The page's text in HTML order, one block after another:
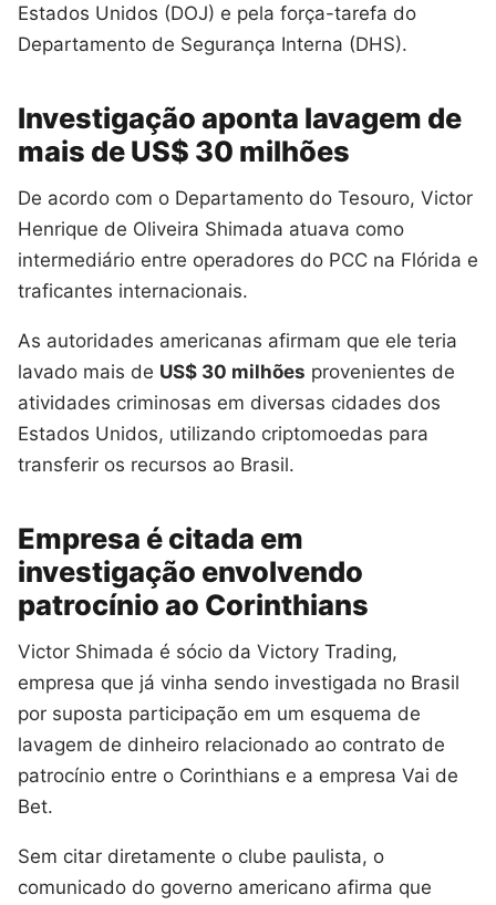
Estados Unidos (DOJ) e pela força-tarefa do
Departamento de Segurança Interna (DHS).
Investigação aponta lavagem de
mais de US$ 30 milhões
De acordo com o Departamento do Tesouro, Victor
Henrique de Oliveira Shimada atuava como
intermediário entre operadores do PCC na Flórida e
traficantes internacionais.
As autoridades americanas afirmam que ele teria
lavado mais de US$ 30 milhões provenientes de
atividades criminosas em diversas cidades dos
Estados Unidos, utilizando criptomoedas para
transferir os recursos ao Brasil.
Empresa é citada em
investigação envolvendo
patrocínio ao Corinthians
Victor Shimada é sócio da Victory Trading,
empresa que já vinha sendo investigada no Brasil
por suposta participação em um esquema de
lavagem de dinheiro relacionado ao contrato de
patrocínio entre o Corinthians e a empresa Vai de
Bet.
Sem citar diretamente o clube paulista, o
comunicado do governo americano afirma que